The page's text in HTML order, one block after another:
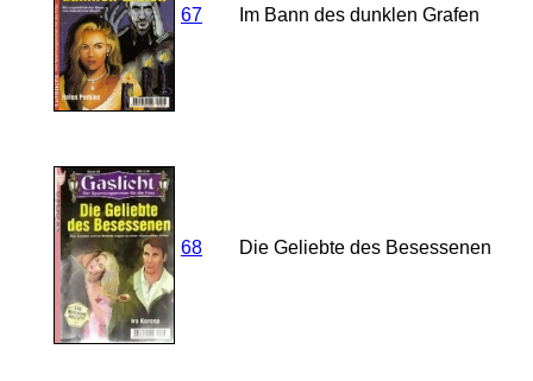
67 Im Bann des dunklen Grafen
68 Die Geliebte des Besessenen